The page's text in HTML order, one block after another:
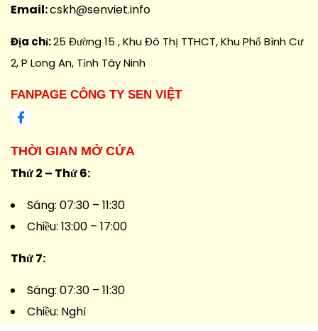
Email:cskh@senviet.info
Địa chỉ:25 Đường 15 , Khu Đô Thị TTHCT, Khu Phố Bình Cư
2, P Long An, Tỉnh Tây Ninh
FANPAGE CÔNG TY SEN VIỆT
THỜI GIAN MỞ CỬA
Thứ 2 – Thứ 6:
Sáng: 07:30 – 11:30
Chiều: 13:00 – 17:00
Thứ 7:
Sáng: 07:30 – 11:30
Chiều: Nghỉ